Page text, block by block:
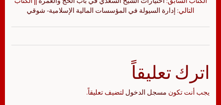
التالي: إدارة السيولة في المؤسسات المالية الإسلامية- شوقي
اترك تعليقاً
يجب أنت تكون مسجل الدخول لتضيف تعليقاً.